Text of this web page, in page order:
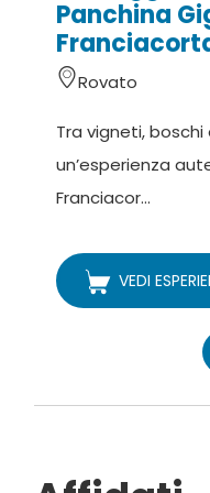
Panchina
Rovato
Tra vigneti,
un’esperienza
Franciacor...
VEDI